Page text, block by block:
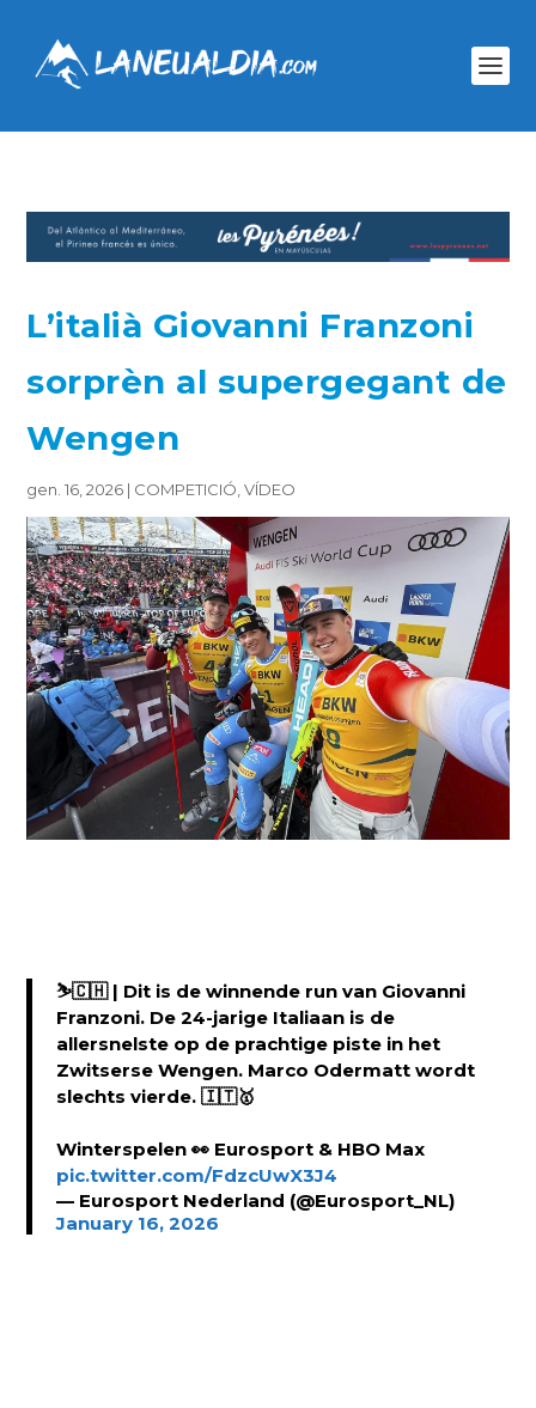
L’italià Giovanni Franzoni
sorprèn al supergegant de
Wengen
gen. 16, 2026 | COMPETICIÓ ,VÍDEO
⛷️🇨🇭 | Dit is de winnende run van Giovanni
Franzoni. De 24-jarige Italiaan is de
allersnelste op de prachtige piste in het
Zwitserse Wengen. Marco Odermatt wordt
slechts vierde. 🇮🇹🥇
Winterspelen 👀 Eurosport & HBO Max
pic.twitter.com/FdzcUwX3J4
— Eurosport Nederland (@Eurosport_NL)
January 16, 2026